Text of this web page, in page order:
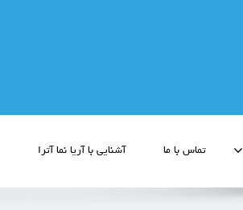
تماس با ما آشنایی با آریا نما آترا